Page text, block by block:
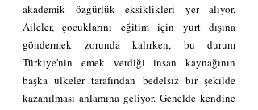
akademik özgürlük eksiklikleri yer alıyor.
Aileler, çocuklarını eğitim için yurt dışına
göndermek zorunda kalırken, bu durum
Türkiye'nin emek verdiği insan kaynağının
başka ülkeler tarafından bedelsiz bir şekilde
kazanılması anlamına geliyor. Genelde kendine